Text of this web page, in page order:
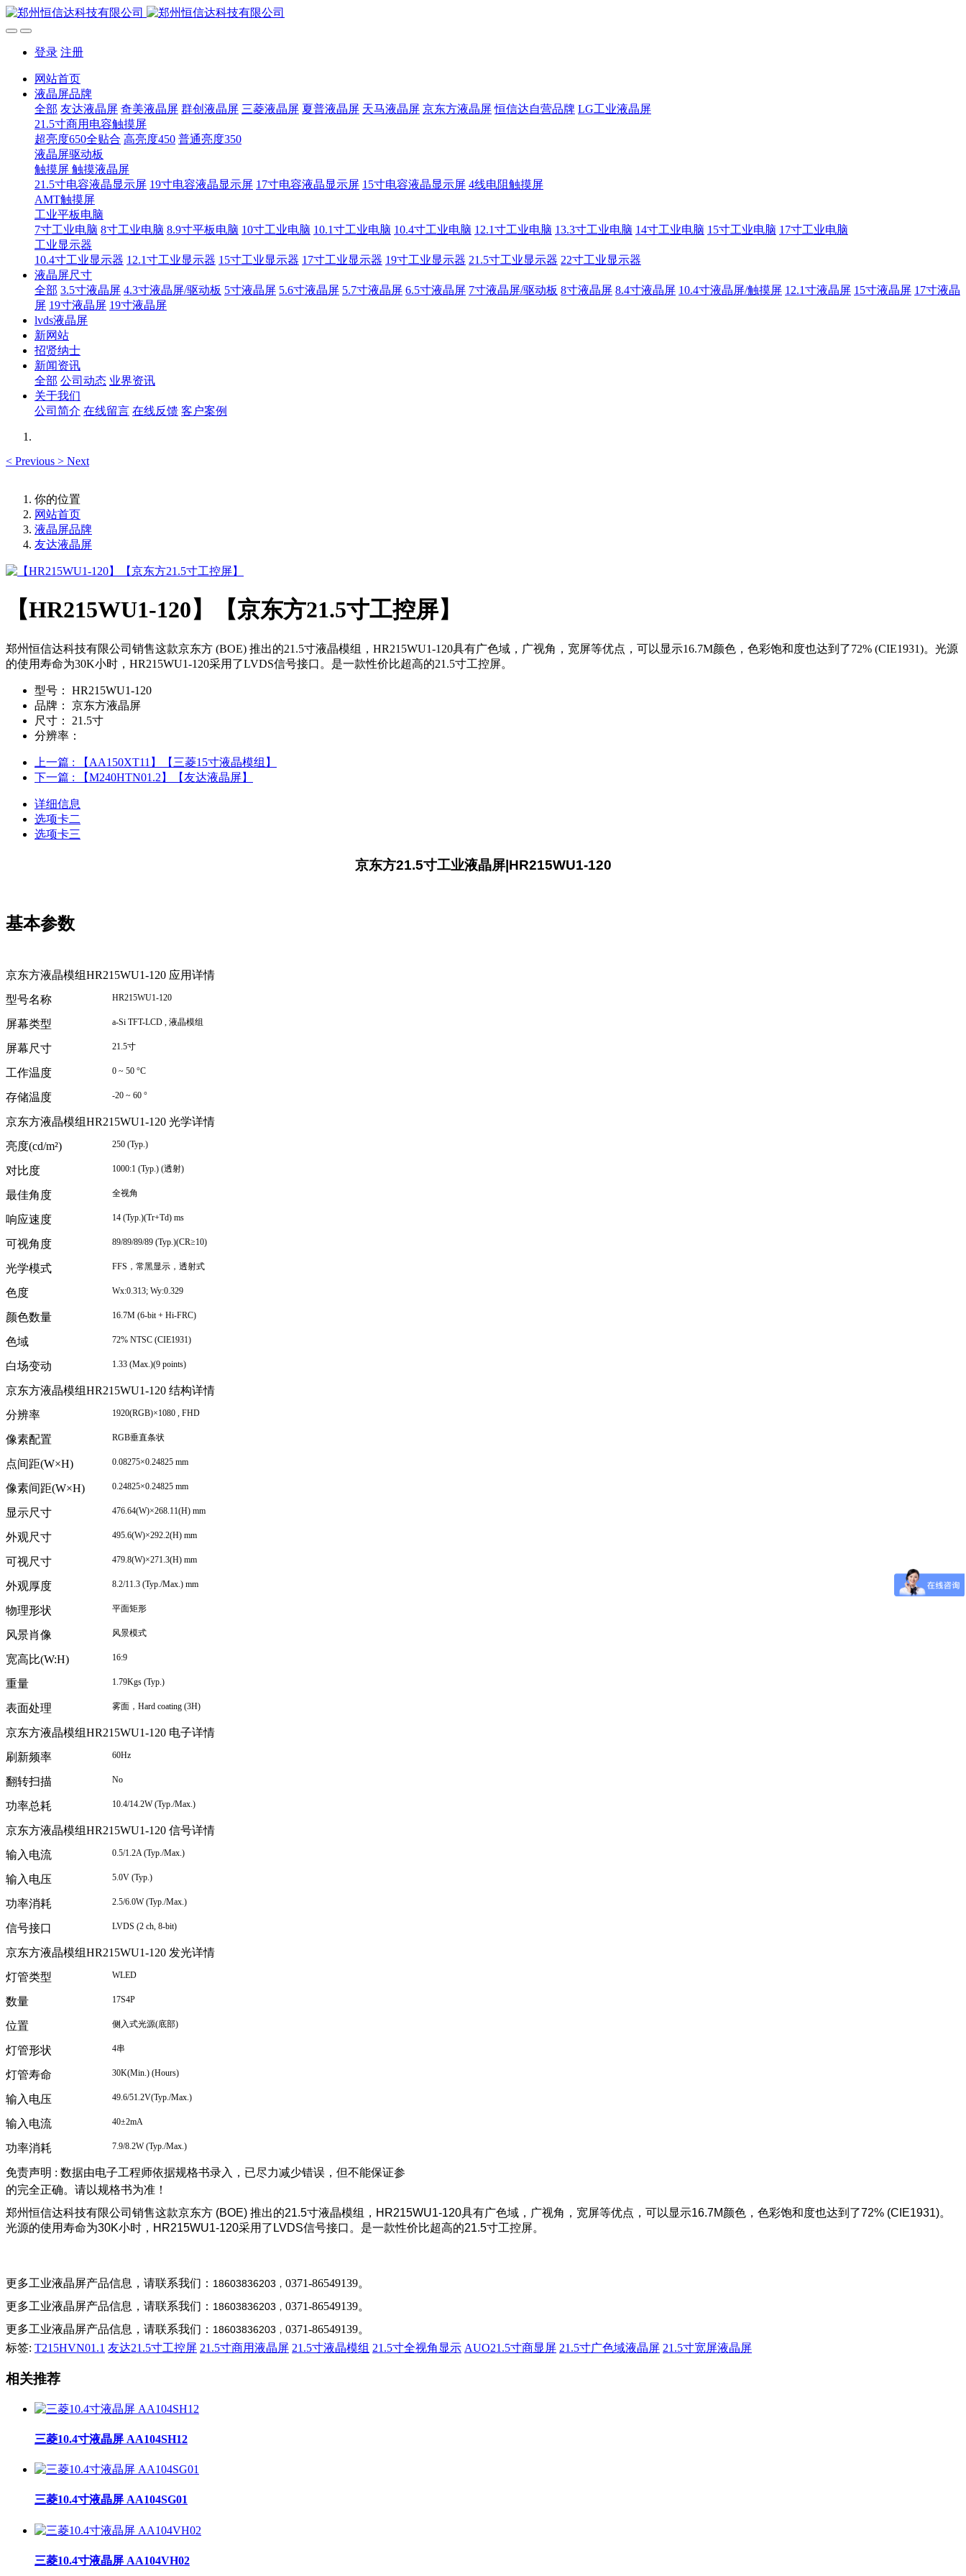
登录 注册
网站首页
液晶屏品牌
全部 友达液晶屏 奇美液晶屏 群创液晶屏 三菱液晶屏 夏普液晶屏 天马液晶屏 京东方液晶屏 恒信达自营品牌 LG工业液晶屏
21.5寸商用电容触摸屏
超亮度650全贴合 高亮度450 普通亮度350
液晶屏驱动板
触摸屏 触摸液晶屏
21.5寸电容液晶显示屏 19寸电容液晶显示屏 17寸电容液晶显示屏 15寸电容液晶显示屏 4线电阻触摸屏
AMT触摸屏
工业平板电脑
7寸工业电脑 8寸工业电脑 8.9寸平板电脑 10寸工业电脑 10.1寸工业电脑 10.4寸工业电脑 12.1寸工业电脑 13.3寸工业电脑 14寸工业电脑 15寸工业电脑 17寸工业电脑
工业显示器
10.4寸工业显示器 12.1寸工业显示器 15寸工业显示器 17寸工业显示器 19寸工业显示器 21.5寸工业显示器 22寸工业显示器
液晶屏尺寸
全部 3.5寸液晶屏 4.3寸液晶屏/驱动板 5寸液晶屏 5.6寸液晶屏 5.7寸液晶屏 6.5寸液晶屏 7寸液晶屏/驱动板 8寸液晶屏 8.4寸液晶屏 10.4寸液晶屏/触摸屏 12.1寸液晶屏 15寸液晶屏 17寸液晶
屏 19寸液晶屏 19寸液晶屏
lvds液晶屏
新网站
招贤纳士
新闻资讯
全部 公司动态 业界资讯
关于我们
公司简介 在线留言 在线反馈 客户案例
< Previous > Next
你的位置
网站首页
液晶屏品牌
友达液晶屏
【HR215WU1-120】【京东方21.5寸工控屏】
郑州恒信达科技有限公司销售这款京东方 (BOE) 推出的21.5寸液晶模组，HR215WU1-120具有广色域，广视角，宽屏等优点，可以显示16.7M颜色，色彩饱和度也达到了72% (CIE1931)。光源
的使用寿命为30K小时，HR215WU1-120采用了LVDS信号接口。是一款性价比超高的21.5寸工控屏。
型号：
HR215WU1-120
品牌：
京东方液晶屏
尺寸：
21.5寸
分辨率：
上一篇 : 【AA150XT11】【三菱15寸液晶模组】
下一篇 : 【M240HTN01.2】【友达液晶屏】
详细信息
选项卡二
选项卡三
京东方21.5寸工业液晶屏|HR215WU1-120
基本参数
京东方液晶模组HR215WU1-120 应用详情
型号名称
HR215WU1-120
屏幕类型 a-Si TFT-LCD , 液晶模组
屏幕尺寸 21.5寸
工作温度 0 ~ 50 °C
存储温度 -20 ~ 60 °
京东方液晶模组HR215WU1-120 光学详情
亮度(cd/m²)
250 (Typ.)
对比度 1000:1 (Typ.) (透射)
最佳角度 全视角
响应速度 14 (Typ.)(Tr+Td) ms
可视角度 89/89/89/89 (Typ.)(CR≥10)
光学模式 FFS ，常黑显示，透射式
色度 Wx:0.313; Wy:0.329
颜色数量 16.7M (6-bit + Hi-FRC)
色域 72% NTSC (CIE1931)
白场变动 1.33 (Max.)(9 points)
京东方液晶模组HR215WU1-120 结构详情
分辨率
1920(RGB)×1080 , FHD
像素配置 RGB垂直条状
点间距(W×H) 0.08275×0.24825 mm
像素间距(W×H) 0.24825×0.24825 mm
显示尺寸 476.64(W)×268.11(H) mm
外观尺寸 495.6(W)×292.2(H) mm
可视尺寸 479.8(W)×271.3(H) mm
外观厚度 8.2/11.3 (Typ./Max.) mm
物理形状 平面矩形
风景肖像 风景模式
宽高比(W:H) 16:9
重量 1.79Kgs (Typ.)
表面处理 雾面， Hard coating (3H)
京东方液晶模组HR215WU1-120 电子详情
刷新频率
60Hz
翻转扫描 No
功率总耗 10.4/14.2W (Typ./Max.)
京东方液晶模组HR215WU1-120 信号详情
输入电流
0.5/1.2A (Typ./Max.)
输入电压 5.0V (Typ.)
功率消耗 2.5/6.0W (Typ./Max.)
信号接口 LVDS (2 ch, 8-bit)
京东方液晶模组HR215WU1-120 发光详情
灯管类型
WLED
数量 17S4P
位置 侧入式光源(底部)
灯管形状 4串
灯管寿命 30K(Min.) (Hours)
输入电压 49.6/51.2V(Typ./Max.)
输入电流 40±2mA
功率消耗 7.9/8.2W (Typ./Max.)
免责声明 : 数据由电子工程师依据规格书录入，已尽力减少错误，但不能保证参
的完全正确。请以规格书为准！
郑州恒信达科技有限公司销售这款京东方 (BOE) 推出的21.5寸液晶模组， HR215WU1-120具有广色域，广视角，宽屏等优点， 可以显示16.7M颜色，色彩饱和度也达到了72% (CIE1931)。
光源的使用寿命为30K小时， HR215WU1-120采用了 LVDS信号接口。是一款性价比超高的21.5寸工控屏。
更多工业液晶屏产品信息，请联系我们： 18603836203 ， 0371-86549139。
更多工业液晶屏产品信息，请联系我们： 18603836203 ， 0371-86549139。
更多工业液晶屏产品信息，请联系我们： 18603836203 ， 0371-86549139。
标签: T215HVN01.1 友达21.5寸工控屏 21.5寸商用液晶屏 21.5寸液晶模组 21.5寸全视角显示 AUO21.5寸商显屏 21.5寸广色域液晶屏 21.5寸宽屏液晶屏
相关推荐
三菱10.4寸液晶屏 AA104SH12
三菱10.4寸液晶屏 AA104SG01
三菱10.4寸液晶屏 AA104VH02